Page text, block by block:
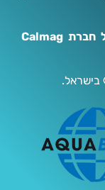
חברת KSDD היא הנציגה הבלעדית של חברת Calmag
בישראל.